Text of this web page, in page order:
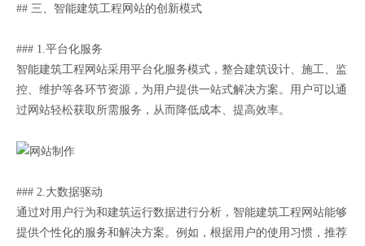
## 三、智能建筑工程网站的创新模式
### 1.平台化服务
智能建筑工程网站采用平台化服务模式，整合建筑设计、施工、监
控、维护等各环节资源，为用户提供一站式解决方案。用户可以通
过网站轻松获取所需服务，从而降低成本、提高效率。
### 2.大数据驱动
通过对用户行为和建筑运行数据进行分析，智能建筑工程网站能够
提供个性化的服务和解决方案。例如，根据用户的使用习惯，推荐